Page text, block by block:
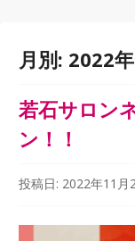
月別: 2022
若石サロン
ン！！
投稿日: 2022年11月